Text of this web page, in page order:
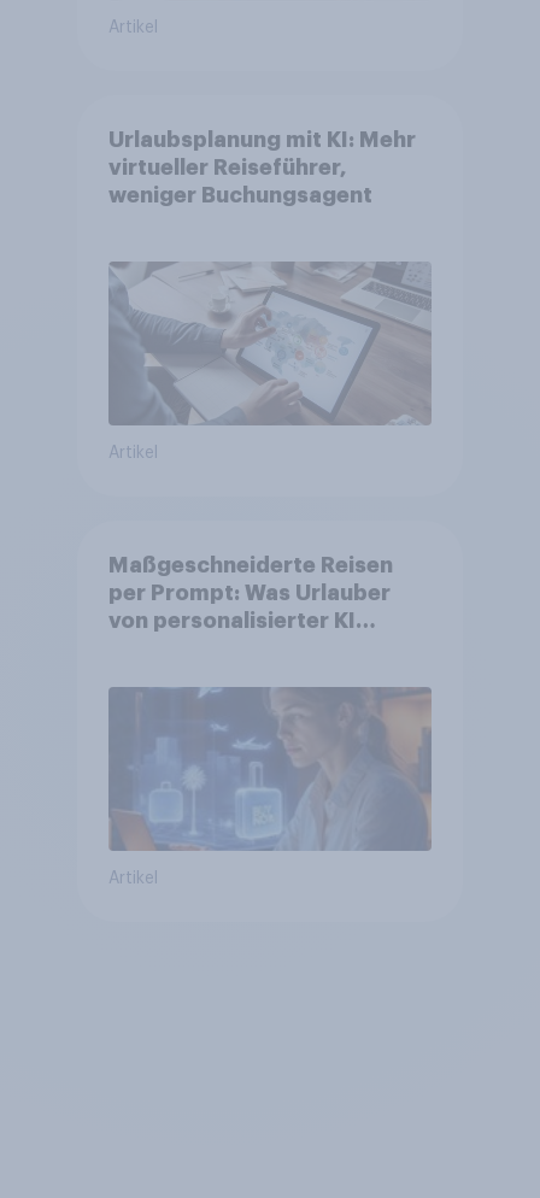
Artikel
Urlaubsplanung mit KI: Mehr
virtueller Reiseführer,
weniger Buchungsagent
Artikel
Maßgeschneiderte Reisen
per Prompt: Was Urlauber
von personalisierter KI
bereits genutzt werden
Artikel